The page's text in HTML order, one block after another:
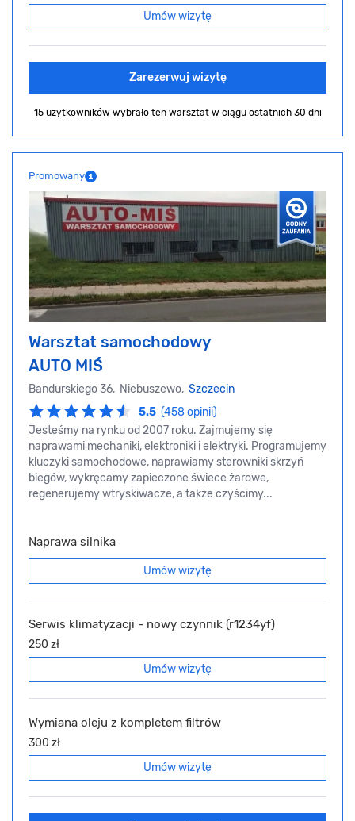
Umów wizytę
Zarezerwuj wizytę
15 użytkowników wybrało ten warsztat w ciągu ostatnich 30 dni
Promowany
Warsztat samochodowy
AUTO MIŚ
Bandurskiego 36, Niebuszewo, Szczecin
5.5 (458 opinii)
Jesteśmy na rynku od 2007 roku. Zajmujemy się
naprawami mechaniki, elektroniki i elektryki. Programujemy
kluczyki samochodowe, naprawiamy sterowniki skrzyń
biegów, wykręcamy zapieczone świece żarowe,
regenerujemy wtryskiwacze, a także czyścimy...
Naprawa silnika
Umów wizytę
Serwis klimatyzacji - nowy czynnik (r1234yf)
250 zł
Umów wizytę
Wymiana oleju z kompletem filtrów
300 zł
Umów wizytę